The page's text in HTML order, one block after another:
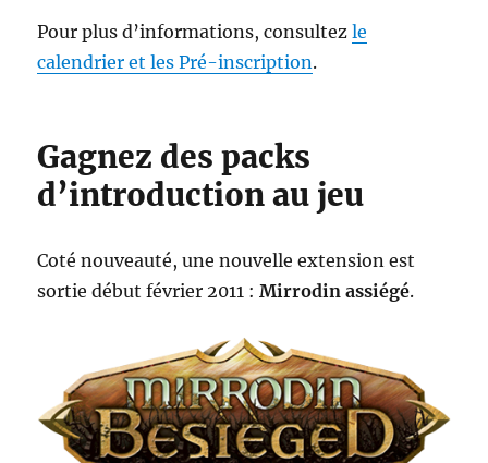
Pour plus d’informations, consultezle
calendrier et les Pré-inscription.
Gagnez des packs
d’introduction au jeu
Coté nouveauté, une nouvelle extension est
sortie début février 2011 :Mirrodin assiégé.